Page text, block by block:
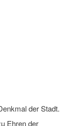
der Stadt.
Ehren der